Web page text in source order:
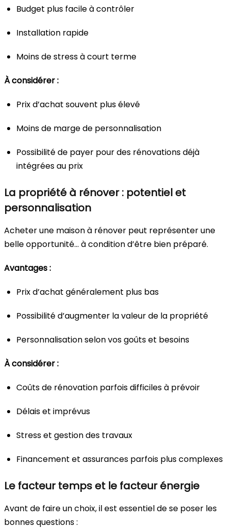
Budget plus facile à contrôler
Installation rapide
Moins de stress à court terme
À considérer :
Prix d’achat souvent plus élevé
Moins de marge de personnalisation
Possibilité de payer pour des rénovations déjà
intégrées au prix
La propriété à rénover : potentiel et
personnalisation
Acheter une maison à rénover peut représenter une
belle opportunité… à condition d’être bien préparé.
Avantages :
Prix d’achat généralement plus bas
Possibilité d’augmenter la valeur de la propriété
Personnalisation selon vos goûts et besoins
À considérer :
Coûts de rénovation parfois difficiles à prévoir
Délais et imprévus
Stress et gestion des travaux
Financement et assurances parfois plus complexes
Le facteur temps et le facteur énergie
Avant de faire un choix, il est essentiel de se poser les
bonnes questions :